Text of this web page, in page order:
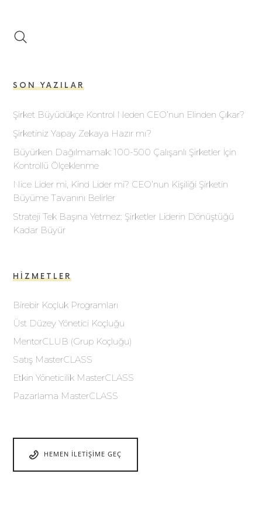
SON YAZILAR
Şirket Büyüdükçe Kontrol Neden CEO’nun Elinden Çıkar?
Şirketiniz Yapay Zekaya Hazır mı?
Büyürken Dağılmamak: 100-500 Çalışanlı Şirketler İçin
Kontrollü Ölçeklenme
Nice Lider mi, Kind Lider mi? CEO’nun Kişiliği Şirketin
Büyüme Tavanını Belirler
Strateji Tek Başına Yetmez: Şirketler Liderin Dönüştüğü
Kadar Büyür
HIZMETLER
Birebir Koçluk Programları
Üst Düzey Yönetici Koçluğu
MentorCLUB (Grup Koçluğu)
Satış MasterCLASS
Etkin Yöneticilik MasterCLASS
Pazarlama MasterCLASS
HEMEN İLETIŞIME GEÇ